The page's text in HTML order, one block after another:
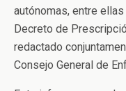
autónomas, entre
Decreto de
redactado
Consejo General de